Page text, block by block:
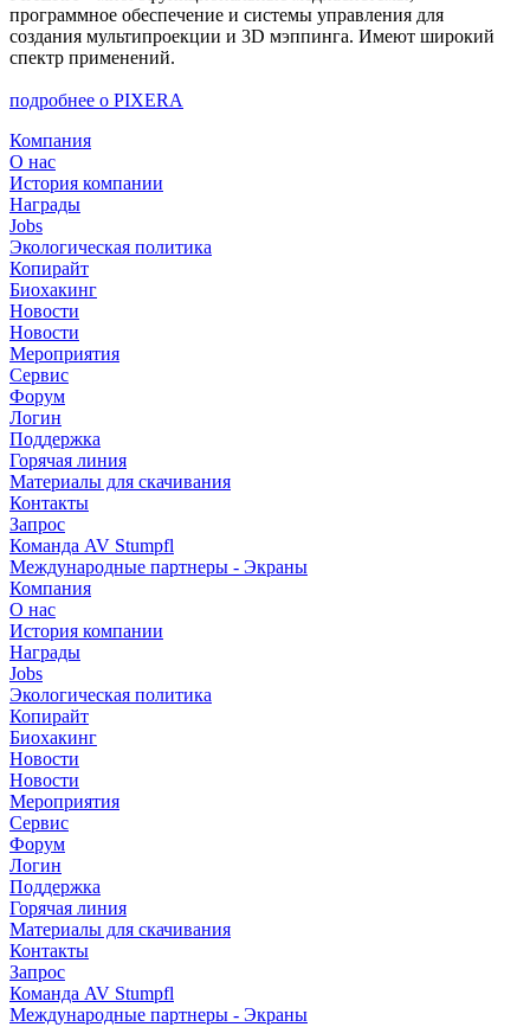
программное обеспечение и системы управления для
создания мультипроекции и 3D мэппинга. Имеют широкий
спектр применений.
подробнее о PIXERA
Компания
О нас
История компании
Награды
Jobs
Экологическая политика
Копирайт
Биохакинг
Новости
Новости
Мероприятия
Сервис
Форум
Логин
Поддержка
Горячая линия
Материалы для скачивания
Контакты
Запрос
Команда AV Stumpfl
Международные партнеры - Экраны
Компания
О нас
История компании
Награды
Jobs
Экологическая политика
Копирайт
Биохакинг
Новости
Новости
Мероприятия
Сервис
Форум
Логин
Поддержка
Горячая линия
Материалы для скачивания
Контакты
Запрос
Команда AV Stumpfl
Международные партнеры - Экраны